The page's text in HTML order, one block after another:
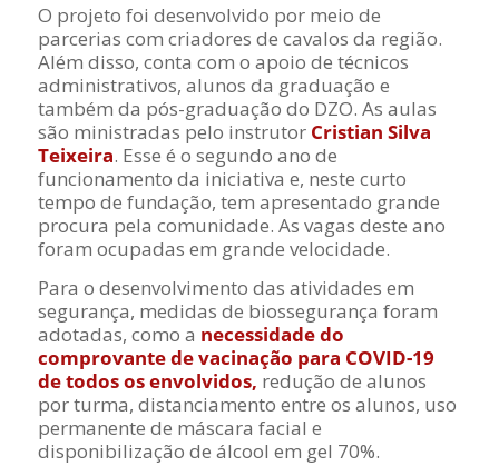
O projeto foi desenvolvido por meio de
parcerias com criadores de cavalos da região.
Além disso, conta com o apoio de técnicos
administrativos, alunos da graduação e
também da pós-graduação do DZO. As aulas
são ministradas pelo instrutorCristian Silva
Teixeira. Esse é o segundo ano de
funcionamento da iniciativa e, neste curto
tempo de fundação, tem apresentado grande
procura pela comunidade. As vagas deste ano
foram ocupadas em grande velocidade.
Para o desenvolvimento das atividades em
segurança, medidas de biossegurança foram
adotadas, como a necessidade do
comprovante de vacinação para COVID-19
de todos os envolvidos, redução de alunos
por turma, distanciamento entre os alunos, uso
permanente de máscara facial e
disponibilização de álcool em gel 70%.